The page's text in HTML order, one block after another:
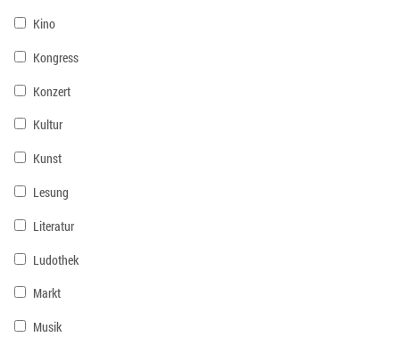
Kino
Kongress
Konzert
Kultur
Kunst
Lesung
Literatur
Ludothek
Markt
Musik